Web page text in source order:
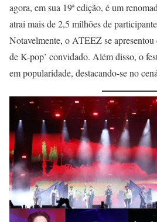
agora, em sua 19ª edição, é um
atrai mais de 2,5 milhões de
Notavelmente, o ATEEZ se
de K-pop’ convidado. Além disso, o
em popularidade, destacando-se no